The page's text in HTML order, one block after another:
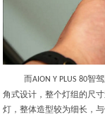
而AION Y PLUS 80智
角式设计，整个灯组的尺
灯，整体造型较为细长，